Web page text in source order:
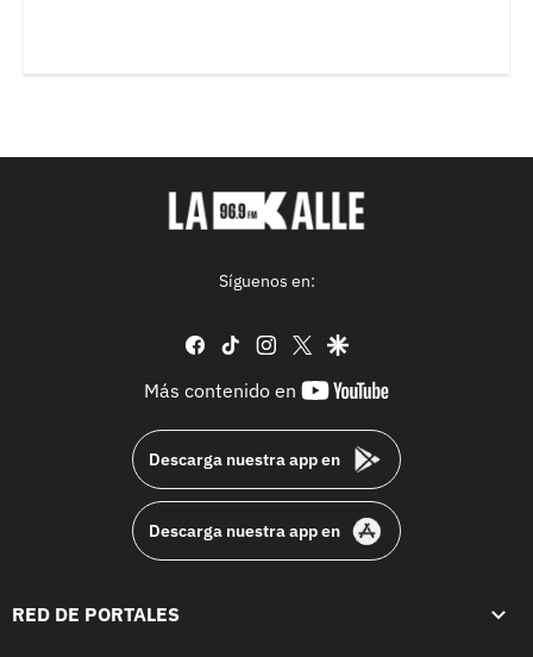
Síguenos en:
facebook
tiktok instagram
twittergoogle
Más contenido en
youtube-
Descarga nuestra app en
Descarga nuestra app en
RED DE PORTALES